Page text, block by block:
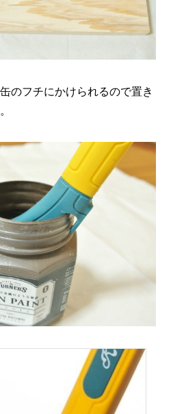
のフチにかけられるので置き